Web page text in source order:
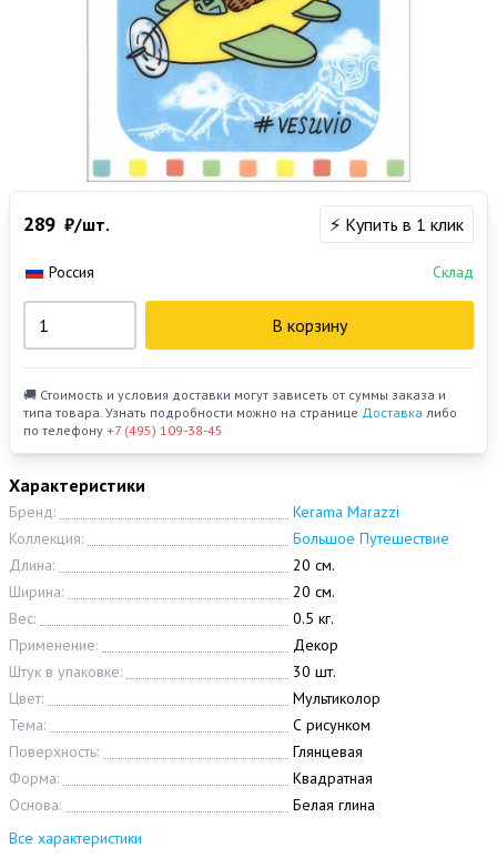
Характеристики
Бренд:
Kerama Marazzi
Коллекция:
Большое Путешествие
Длина:
20 см.
Ширина:
20 см.
Вес:
0.5 кг.
Применение:
Декор
Штук в упаковке:
30 шт.
Цвет:
Мультиколор
Тема:
С рисунком
Поверхность:
Глянцевая
Форма:
Квадратная
Основа:
Белая глина
Все характеристики
289 ₽/шт. ⚡ Купить в 1 клик
Россия Склад
В корзину
🚚 Стоимость и условия доставки могут зависеть от суммы заказа и
типа товара. Узнать подробности можно на странице Доставка либо
по телефону +7 (495) 109-38-45